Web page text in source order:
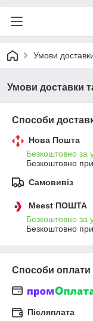
Умови
Умови доставки
Способи
Нова Пошта
Безкоштовно за
Безкоштовно
Самовивіз
Meest ПОШТА
Безкоштовно за
Безкоштовно
Способи оплати
Післяплата